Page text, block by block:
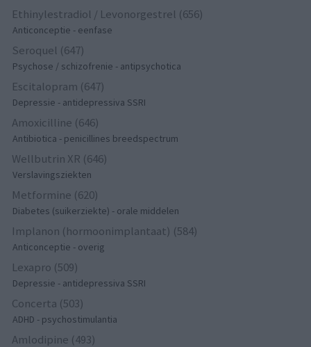
Ethinylestradiol / Levonorgestrel (656)
Anticonceptie - eenfase
Seroquel (647)
Psychose / schizofrenie - antipsychotica
Escitalopram (647)
Depressie - antidepressiva SSRI
Amoxicilline (646)
Antibiotica - penicillines breedspectrum
Wellbutrin XR (646)
Verslavingsziekten
Metformine (620)
Diabetes (suikerziekte) - orale middelen
Implanon (hormoonimplantaat) (584)
Anticonceptie - overig
Lexapro (509)
Depressie - antidepressiva SSRI
Concerta (503)
ADHD - psychostimulantia
Amlodipine (493)